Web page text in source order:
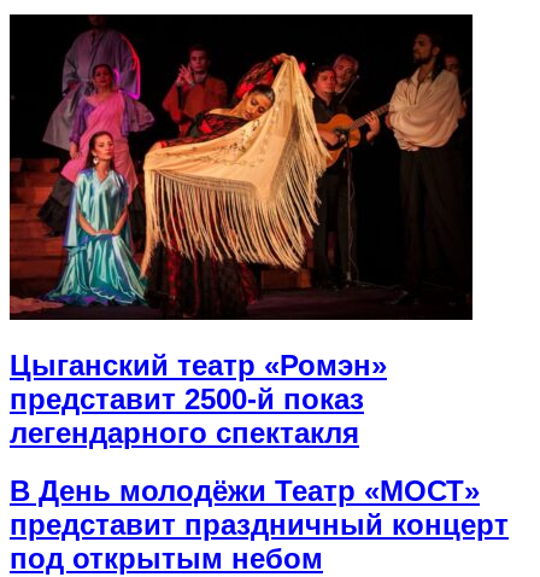
Цыганский театр «Ромэн»
представит 2500-й показ
легендарного спектакля
В День молодёжи Театр «МОСТ»
представит праздничный концерт
под открытым небом